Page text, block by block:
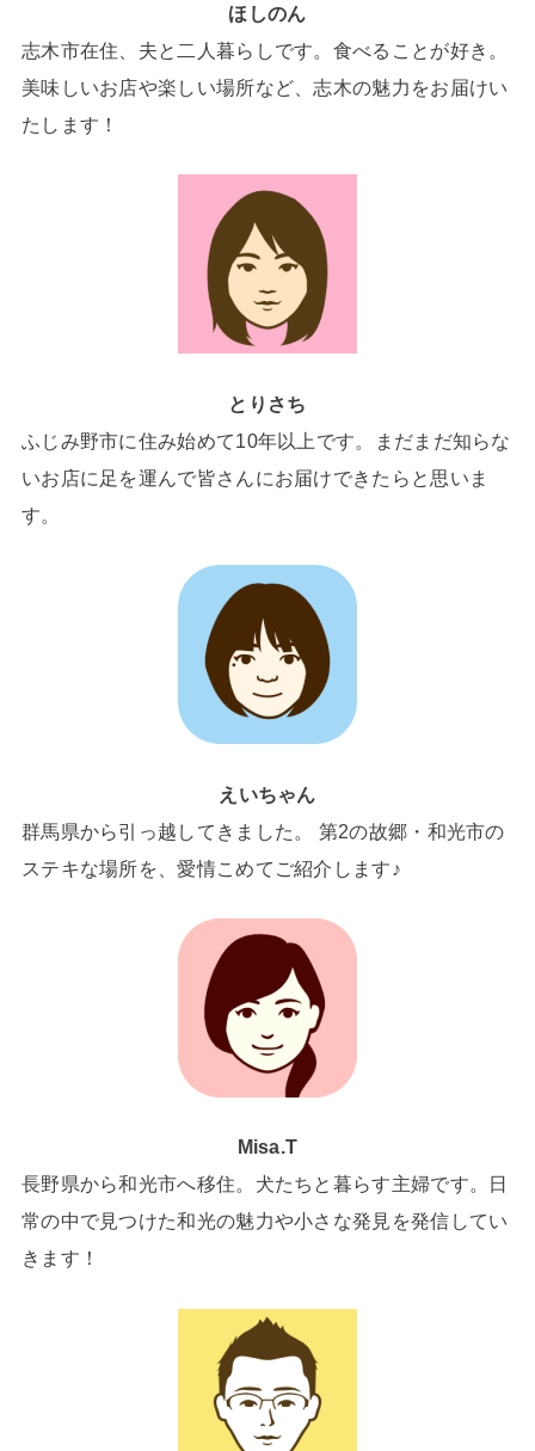
ほしのん
志木市在住、夫と二人暮らしです。食べることが好き。
美味しいお店や楽しい場所など、志木の魅力をお届けい
たします！
とりさち
ふじみ野市に住み始めて10年以上です。まだまだ知らな
いお店に足を運んで皆さんにお届けできたらと思いま
す。
えいちゃん
群馬県から引っ越してきました。 第2の故郷・和光市の
ステキな場所を、愛情こめてご紹介します♪
Misa.T
長野県から和光市へ移住。犬たちと暮らす主婦です。日
常の中で見つけた和光の魅力や小さな発見を発信してい
きます！